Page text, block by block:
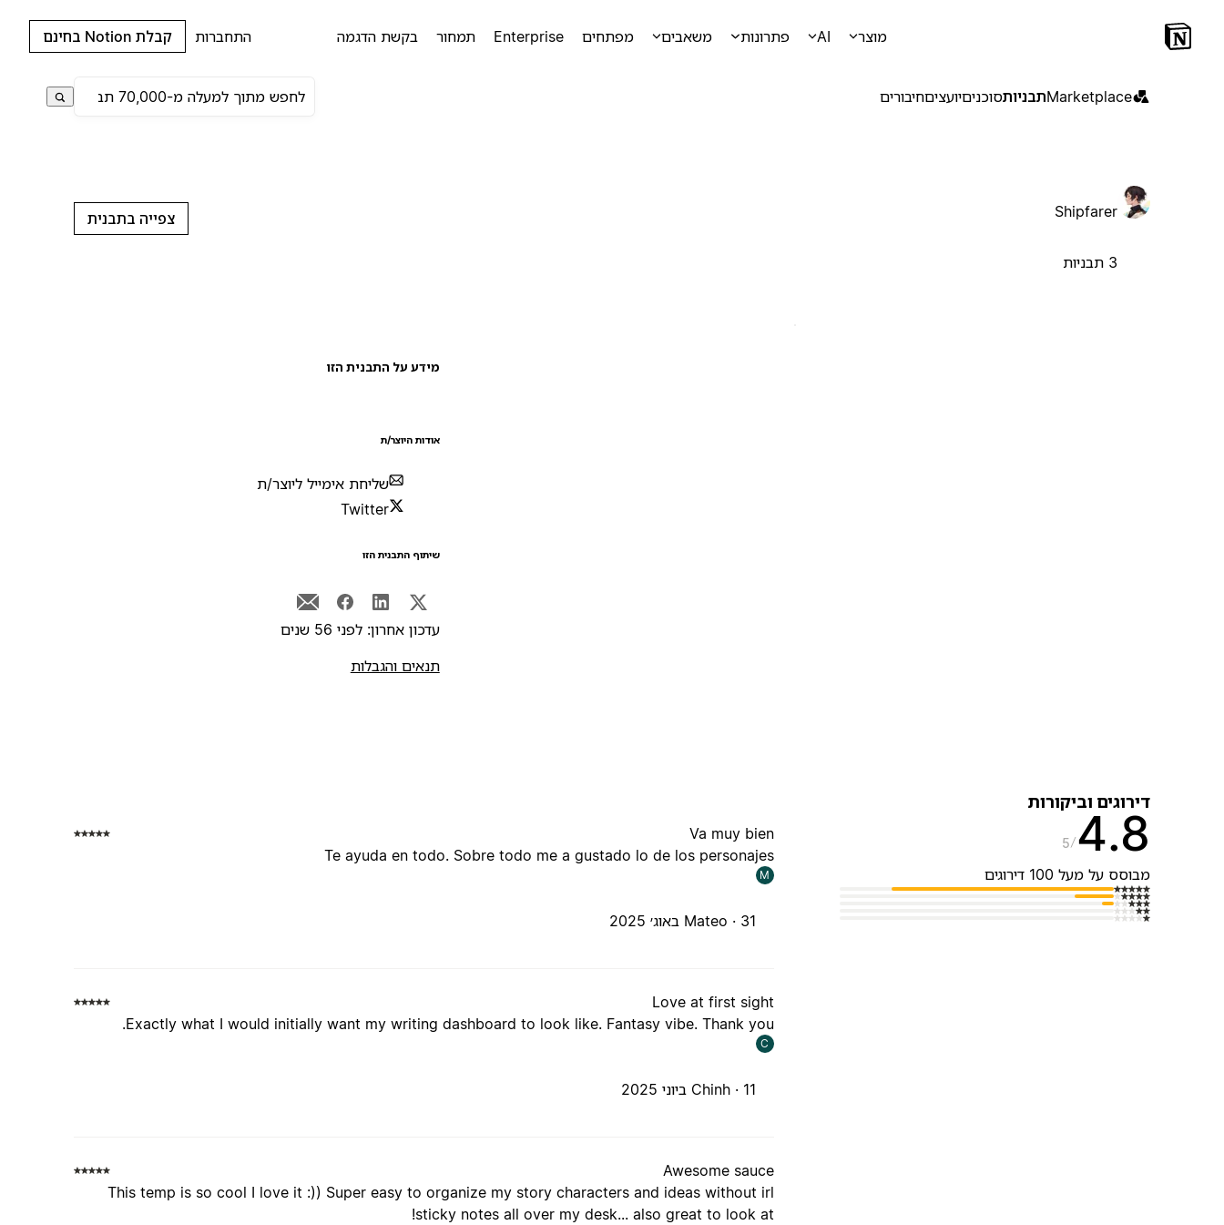
מוצר AI פתרונות משאבים מפתחים Enterprise תמחור בקשת הדגמה התחברות קבלת Notion בחינם
Marketplaceתבניותסוכניםיועציםחיבורים
Shipfarer
3 תבניות
צפייה בתבנית
מידע על התבנית הזו
אודות היוצר/ת
שליחת אימייל ליוצר/ת
Twitter
שיתוף התבנית הזו
עדכון אחרון: לפני 56 שנים
תנאים והגבלות
דירוגים וביקורות
4.8
5
מבוסס על מעל 100 דירוגים
Va muy bien
Te ayuda en todo. Sobre todo me a gustado lo de los personajes
M
Mateo · 31 באוג׳ 2025
Love at first sight
Exactly what I would initially want my writing dashboard to look like. Fantasy vibe. Thank you.
C
Chinh · 11 ביוני 2025
Awesome sauce
This temp is so cool I love it :)) Super easy to organize my story characters and ideas without irl
sticky notes all over my desk... also great to look at!